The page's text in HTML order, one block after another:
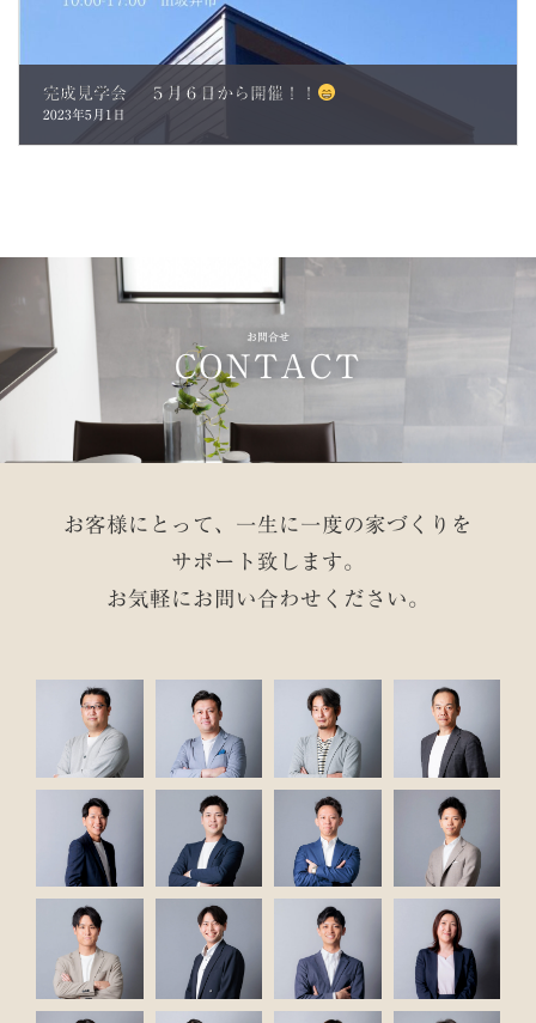
完成見学会 ５月６日から開催！！
2023年5月1日
お問合せ
CONTACT
お客様にとって、一生に一度の家づくりを
サポート致します。
お気軽にお問い合わせください。